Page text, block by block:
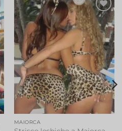
Aggiungi
alla lista
dei
desideri
MAIORCA